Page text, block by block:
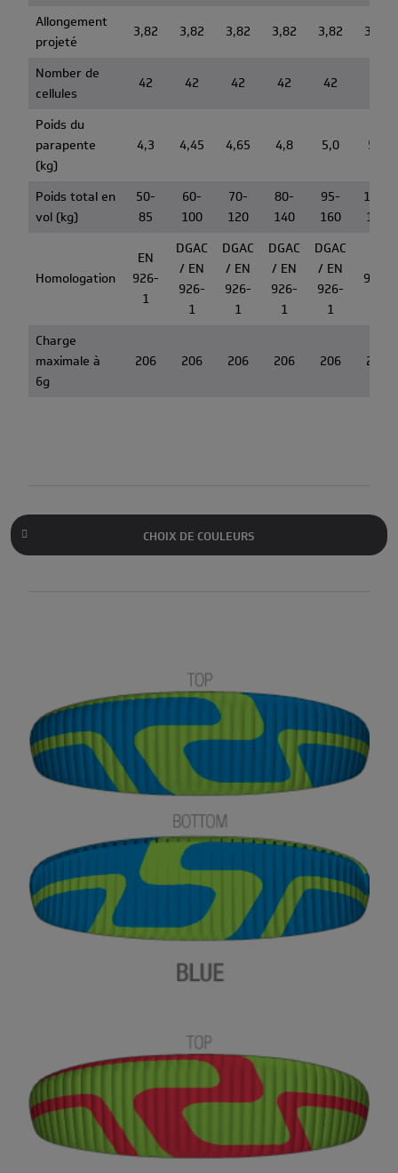
Allongement
projeté
3,82 3,82 3,82 3,82 3,82 3,82
Nomber de
cellules
42 42 42 42 42
Poids du
parapente
(kg)
4,3 4,45 4,65 4,8 5,0 5,2
Poids total en
vol (kg)
50-
85
60-
100
70-
120
80-
140
95-
160
115-
180
Homologation
EN
926-
1
DGAC
/ EN
926-
1
DGAC
/ EN
926-
1
DGAC
/ EN
926-
1
DGAC
/ EN
926-
1
926-
Charge
maximale à
6g
206 206 206 206 206 206
CHOIX DE COULEURS